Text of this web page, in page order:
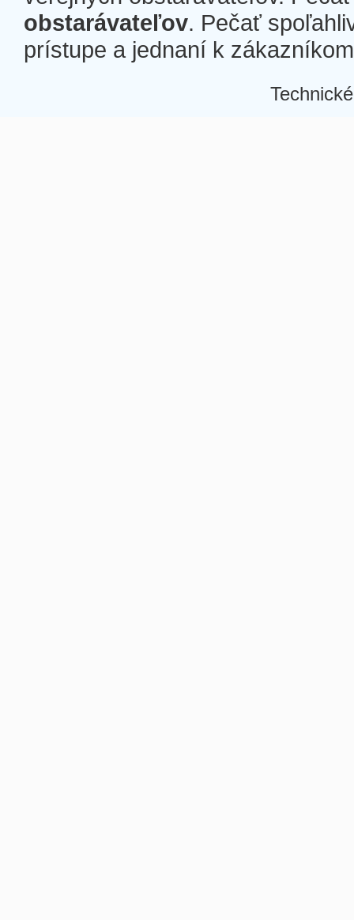
obstarávateľov. Pečať
prístupe a jednaní k